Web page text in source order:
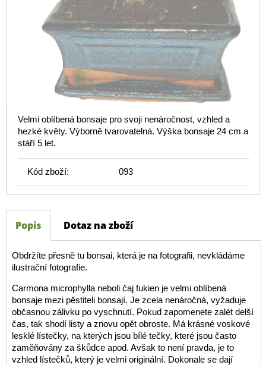
Velmi oblíbená bonsaje pro svoji nenáročnost, vzhled a
hezké květy. Výborně tvarovatelná. Výška bonsaje 24 cm a
stáří 5 let.
Kód zboží: 093
Popis Dotaz na zboží
Obdržíte přesně tu bonsai, která je na fotografii, nevkládáme
ilustrační fotografie.
Carmona microphylla neboli čaj fukien je velmi oblíbená
bonsaje mezi pěstiteli bonsají. Je zcela nenáročná, vyžaduje
občasnou zálivku po vyschnutí. Pokud zapomenete zalét delší
čas, tak shodí listy a znovu opět obroste. Má krásné voskové
lesklé lístečky, na kterých jsou bílé tečky, které jsou často
zaměňovány za škůdce apod. Avšak to není pravda, je to
vzhled lístečků, který je velmi originální. Dokonale se dají